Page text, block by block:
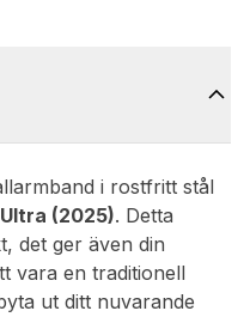
i rostfritt stål
(2025). Detta
det ger även din
vara en traditionell
ut ditt nuvarande